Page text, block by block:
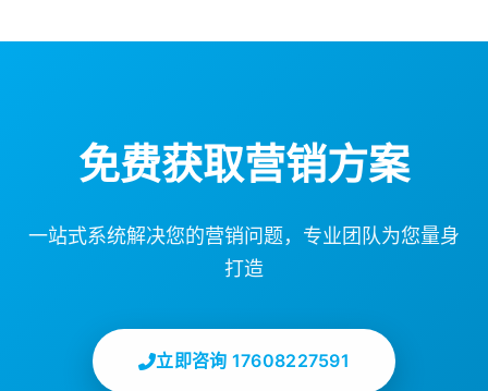
免费获取营销方案
一站式系统解决您的营销问题，专业团队为您量身
打造
立即咨询 17608227591